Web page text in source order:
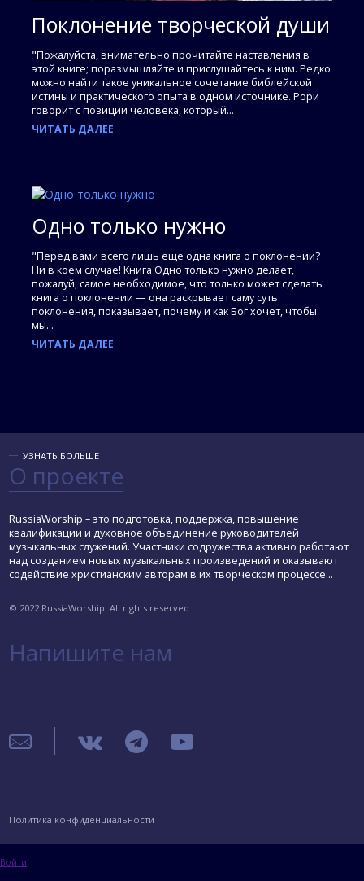
Поклонение творческой души
"Пожалуйста, внимательно прочитайте наставления в
этой книге; поразмышляйте и прислушайтесь к ним. Редко
можно найти такое уникальное сочетание библейской
истины и практического опыта в одном источнике. Рори
говорит с позиции человека, который...
ЧИТАТЬ ДАЛЕЕ
Одно только нужно
"Перед вами всего лишь еще одна книга о поклонении?
Ни в коем случае! Книга Одно только нужно делает,
пожалуй, самое необходимое, что только может сделать
книга о поклонении — она раскрывает саму суть
поклонения, показывает, почему и как Бог хочет, чтобы
мы...
ЧИТАТЬ ДАЛЕЕ
УЗНАТЬ БОЛЬШЕ
О проекте
RussiaWorship – это подготовка, поддержка, повышение
квалификации и духовное объединение руководителей
музыкальных служений. Участники содружества активно работают
над созданием новых музыкальных произведений и оказывают
содействие христианским авторам в их творческом процессе...
© 2022 RussiaWorship. All rights reserved
Напишите нам
Политика конфиденциальности
Войти